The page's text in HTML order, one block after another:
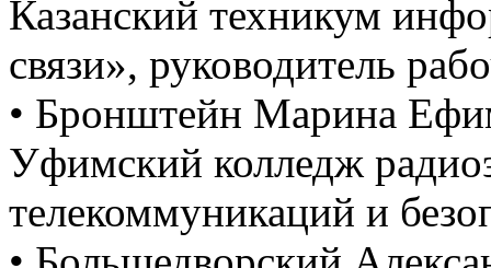
Казанский техникум
связи», руководитель
• Бронштейн Марина
Уфимский колледж
телекоммуникаций и